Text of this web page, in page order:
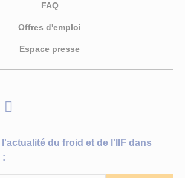
FAQ
Offres d'emploi
Espace presse
Youtube
du froid et de l'IIF dans
: